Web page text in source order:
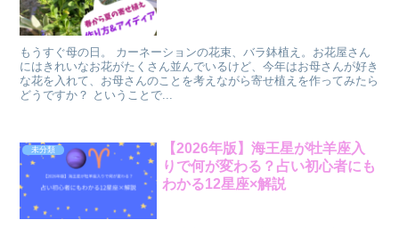
もうすぐ母の日。 カーネーションの花束、バラ鉢植え。お花屋さん
にはきれいなお花がたくさん並んでいるけど、今年はお母さんが好き
な花を入れて、お母さんのことを考えながら寄せ植えを作ってみたら
どうですか？ ということで...
未分類
【2026年版】海王星が牡羊座入
りで何が変わる？占い初心者にも
わかる12星座×解説